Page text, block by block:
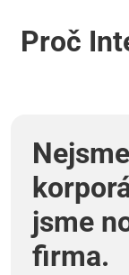
Proč
jsme
firma.